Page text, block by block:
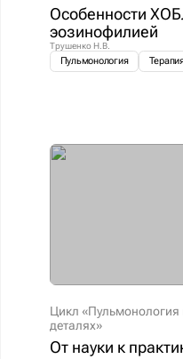
Особенности
эозинофилией
Трушенко Н.В.
Пульмонология
Цикл «Пульмонология
деталях»
От науки к